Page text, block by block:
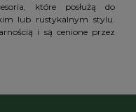
które posłużą do
lub rustykalnym stylu.
i są cenione przez